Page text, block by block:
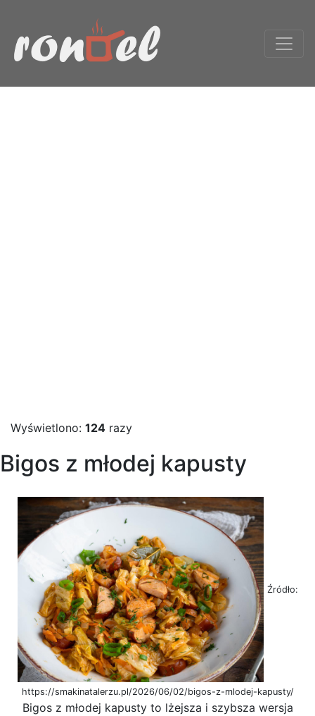
Wyświetlono: 124 razy
Bigos z młodej kapusty
Źródło:
https://smakinatalerzu.pl/2026/06/02/bigos-z-mlodej-kapusty/
Bigos z młodej kapusty to lżejsza i szybsza wersja